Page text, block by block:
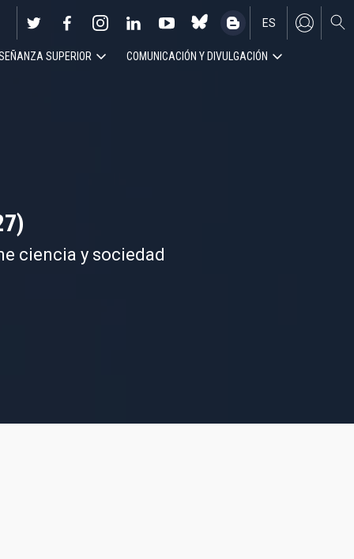
EN
ES
SUPERIOR COMUNICACIÓN Y DIVULGACIÓN
ciencia y sociedad